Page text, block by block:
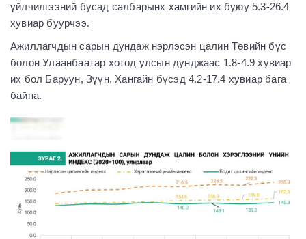
үйлчилгээний бусад салбарынх хамгийн их буюу 5.3-26.4
хувиар буурчээ.
Ажиллагчдын сарын дундаж нэрлэсэн цалин Төвийн бүс
болон Улаанбаатар хотод улсын дунджаас 1.8-4.9 хувиар
их бол Баруун, Зүүн, Хангайн бүсэд 4.2-17.4 хувиар бага
байна.